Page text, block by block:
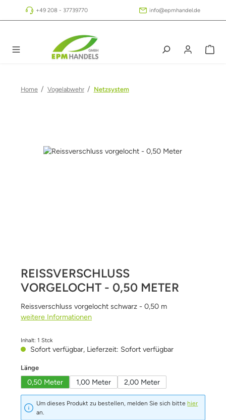
Zum Hauptinhalt springen
+49 208 - 37739770 info@epmhandel.de
Home / Vogelabwehr / Netzsystem
Bildergalerie überspringen
REISSVERSCHLUSS
VORGELOCHT - 0,50 METER
Reissverschluss vorgelocht schwarz - 0,50 m
weitere Informationen
Inhalt: 1 Stck
Sofort verfügbar, Lieferzeit: Sofort verfügbar
Längeauswählen
0,50 Meter 1,00 Meter 2,00 Meter
Um dieses Produkt zu bestellen, melden Sie sich bittehier
an.